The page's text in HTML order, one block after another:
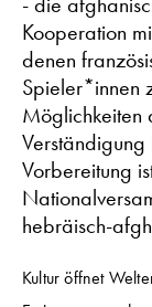
Kooperation
denen
Spieler*innen
Möglichkeiten
Verständigung
Vorbereitung
hebräisch-
Kultur öffnet